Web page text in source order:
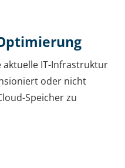
aktuelle IT-Infrastruktur
oder nicht
Speicher zu